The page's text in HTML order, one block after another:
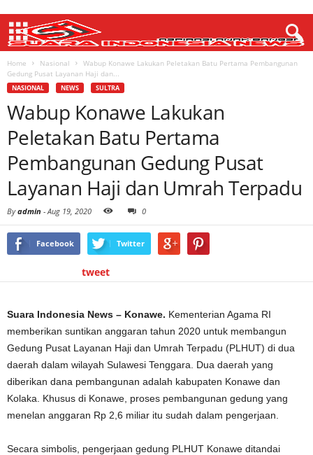
Home Nasional
Wabup Konawe Lakukan Peletakan Batu Pertama Pembangunan
Gedung Pusat Layanan Haji dan...
NASIONAL NEWS SULTRA
Wabup Konawe Lakukan
Peletakan Batu Pertama
Pembangunan Gedung Pusat
Layanan Haji dan Umrah Terpadu
Byadmin - Aug 19, 2020 0
Facebook Twitter
tweet
Suara Indonesia News – Konawe. Kementerian Agama RI
memberikan suntikan anggaran tahun 2020 untuk membangun
Gedung Pusat Layanan Haji dan Umrah Terpadu (PLHUT) di dua
daerah dalam wilayah Sulawesi Tenggara. Dua daerah yang
diberikan dana pembangunan adalah kabupaten Konawe dan
Kolaka. Khusus di Konawe, proses pembangunan gedung yang
menelan anggaran Rp 2,6 miliar itu sudah dalam pengerjaan.
Secara simbolis, pengerjaan gedung PLHUT Konawe ditandai